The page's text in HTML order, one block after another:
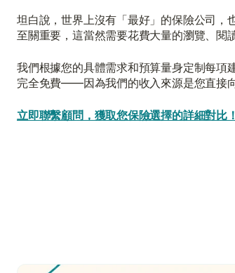
坦白說，世界上沒有「最好」的保險公司，
至關重要，這當然需要花費大量的瀏覽、閱
我們根據您的具體需求和預算量身定制每項
完全免費——因為我們的收入來源是您直接
立即聯繫顧問，獲取您保險選擇的詳細對比！